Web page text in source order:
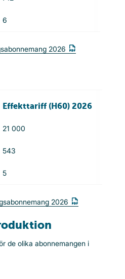
6
2026
Effekttariff (H60) 2026
21 000
543
5
2026
de olika abonnemangen i